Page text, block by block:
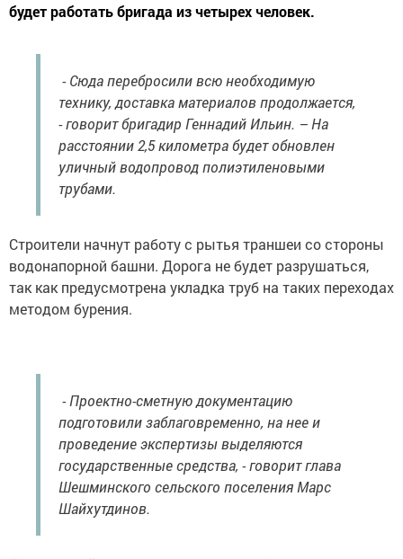
будет работать бригада из четырех человек.
- Сюда перебросили всю необходимую
технику, доставка материалов продолжается,
- говорит бригадир Геннадий Ильин. – На
расстоянии 2,5 километра будет обновлен
уличный водопровод полиэтиленовыми
трубами.
Строители начнут работу с рытья траншеи со стороны
водонапорной башни. Дорога не будет разрушаться,
так как предусмотрена укладка труб на таких переходах
методом бурения.
- Проектно-сметную документацию
подготовили заблаговременно, на нее и
проведение экспертизы выделяются
государственные средства, - говорит глава
Шешминского сельского поселения Марс
Шайхутдинов.